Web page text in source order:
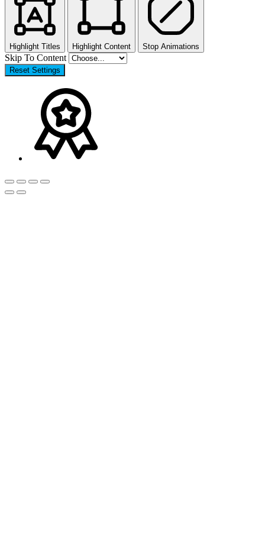
Highlight Titles Highlight Content Stop Animations
Skip To Content
Reset Settings